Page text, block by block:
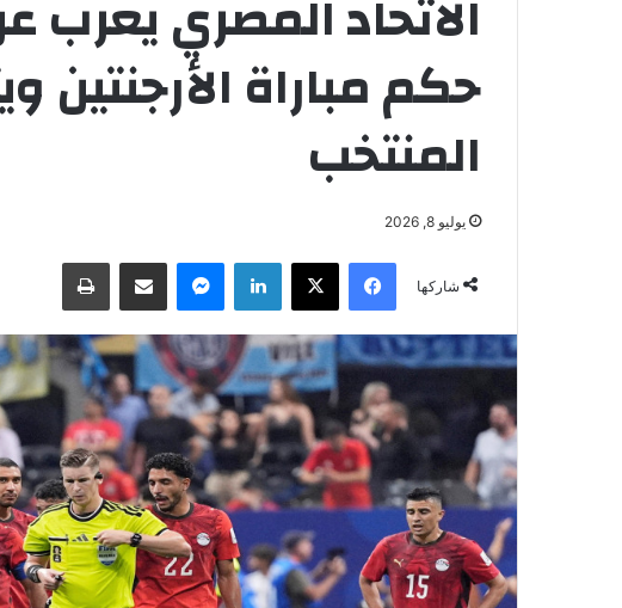
الاتحاد المصري يعرب
حكم مباراة
المنتخب
يوليو 8, 2026
شاركها
فيسبوك لينكدإن